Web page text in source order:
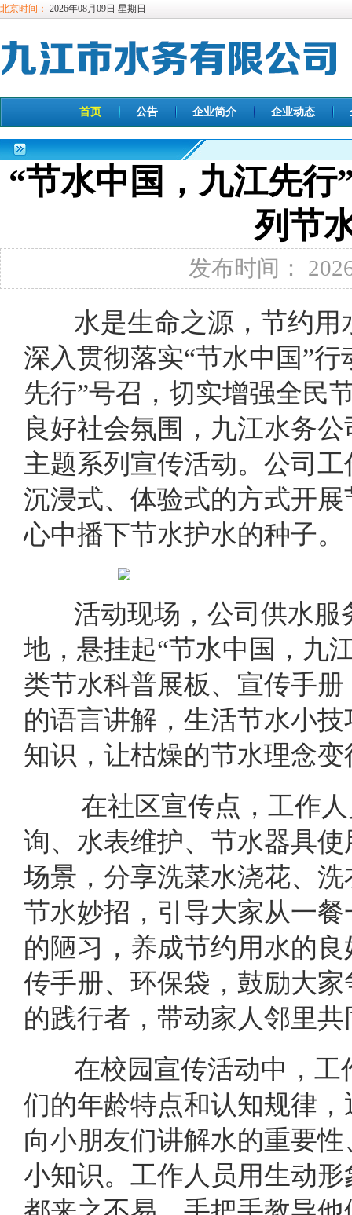
北京时间： 2026年08月09日 星期日
首页 公告 企业简介 企业动态
“节水中国，九江先
列节
发布时间：
水是生命之源，节约用
深入贯彻落实“节水中国”
先行”号召，切实增强全民
良好社会氛围，九江水务
主题系列宣传活动。公司
沉浸式、体验式的方式开
心中播下节水护水的种子。
活动现场，公司供水服
地，悬挂起“节水中国，九
类节水科普展板、宣传手
的语言讲解，生活节水小
知识，让枯燥的节水理念
在社区宣传点，工作人
询、水表维护、节水器具
场景，分享洗菜水浇花、
节水妙招，引导大家从一
的陋习，养成节约用水的
传手册、环保袋，鼓励大
的践行者，带动家人邻里
在校园宣传活动中，工
们的年龄特点和认知规律
向小朋友们讲解水的重要
小知识。工作人员用生动